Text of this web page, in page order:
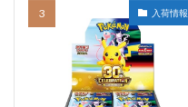
入荷情報